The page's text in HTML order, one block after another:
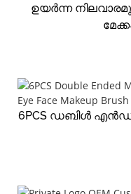
ഉയർന്ന
6PCS ഡബിൾ എൻഡ്